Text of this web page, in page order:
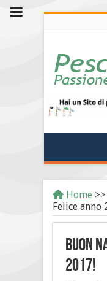
Home >>
Felice anno
Buon
2017!